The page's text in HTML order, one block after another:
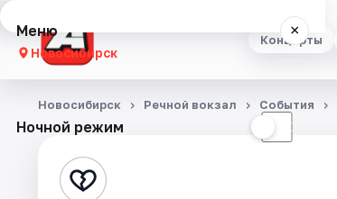
Концерты
Меню ×
Новосибирск
Концерты
Стендап
Ночной режим ☾
Новосибирск Речной вокзал События